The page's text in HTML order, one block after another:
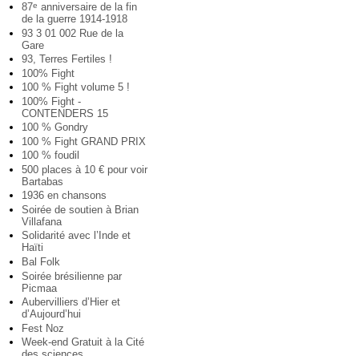
87e anniversaire de la fin
de la guerre 1914-1918
93 3 01 002 Rue de la
Gare
93, Terres Fertiles !
100% Fight
100 % Fight volume 5 !
100% Fight -
CONTENDERS 15
100 % Gondry
100 % Fight GRAND PRIX
100 % foudil
500 places à 10 € pour voir
Bartabas
1936 en chansons
Soirée de soutien à Brian
Villafana
Solidarité avec l’Inde et
Haïti
Bal Folk
Soirée brésilienne par
Picmaa
Aubervilliers d’Hier et
d’Aujourd’hui
Fest Noz
Week-end Gratuit à la Cité